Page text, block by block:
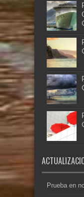
Prueba en